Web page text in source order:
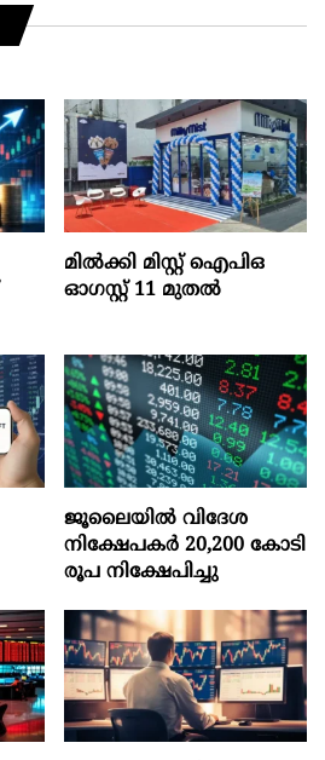
മില്‍ക്കി മിസ്റ്റ്‌ ഐപിഒ
ഓഗസ്റ്റ്‌ 11 മുതല്‍
ജൂലൈയില്‍ വിദേശ
നിക്ഷേപകര്‍ 20,200 കോടി
രൂപ നിക്ഷേപിച്ചു